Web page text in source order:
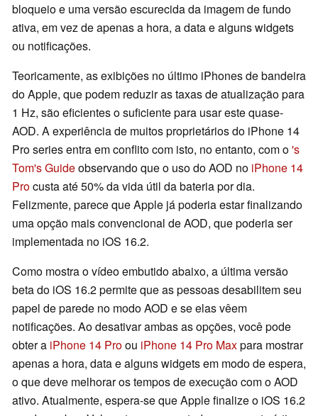
bloqueio e uma versão escurecida da imagem de fundo
ativa, em vez de apenas a hora, a data e alguns widgets
ou notificações.
Teoricamente, as exibições no último iPhones de bandeira
do Apple, que podem reduzir as taxas de atualização para
1 Hz, são eficientes o suficiente para usar este quase-
AOD. A experiência de muitos proprietários do iPhone 14
Pro series entra em conflito com isto, no entanto, com o's
Tom's Guideobservando que o uso do AOD no iPhone 14
Procusta até 50% da vida útil da bateria por dia.
Felizmente, parece que Apple já poderia estar finalizando
uma opção mais convencional de AOD, que poderia ser
implementada no iOS 16.2.
Como mostra o vídeo embutido abaixo, a última versão
beta do iOS 16.2 permite que as pessoas desabilitem seu
papel de parede no modo AOD e se elas vêem
notificações. Ao desativar ambas as opções, você pode
obter a iPhone 14 Proou iPhone 14 Pro Maxpara mostrar
apenas a hora, data e alguns widgets em modo de espera,
o que deve melhorar os tempos de execução com o AOD
ativo. Atualmente, espera-se que Apple finalize o iOS 16.2